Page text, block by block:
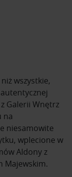
wszystkie,
Galerii Wnętrz
na
niesamowite
wplecione w
Aldony z
Majewskim.